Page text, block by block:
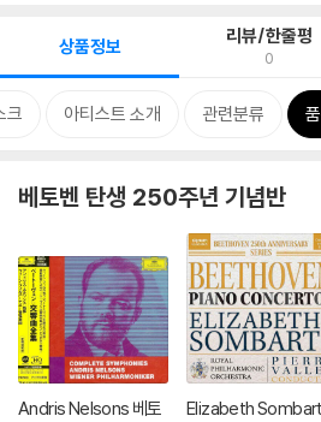
상품정보 리뷰/한줄평
0
크 아티스트 소개 관련분류
베토벤 탄생 250주년 기념반
Andris Nelsons 베토
Elizabeth Sombart